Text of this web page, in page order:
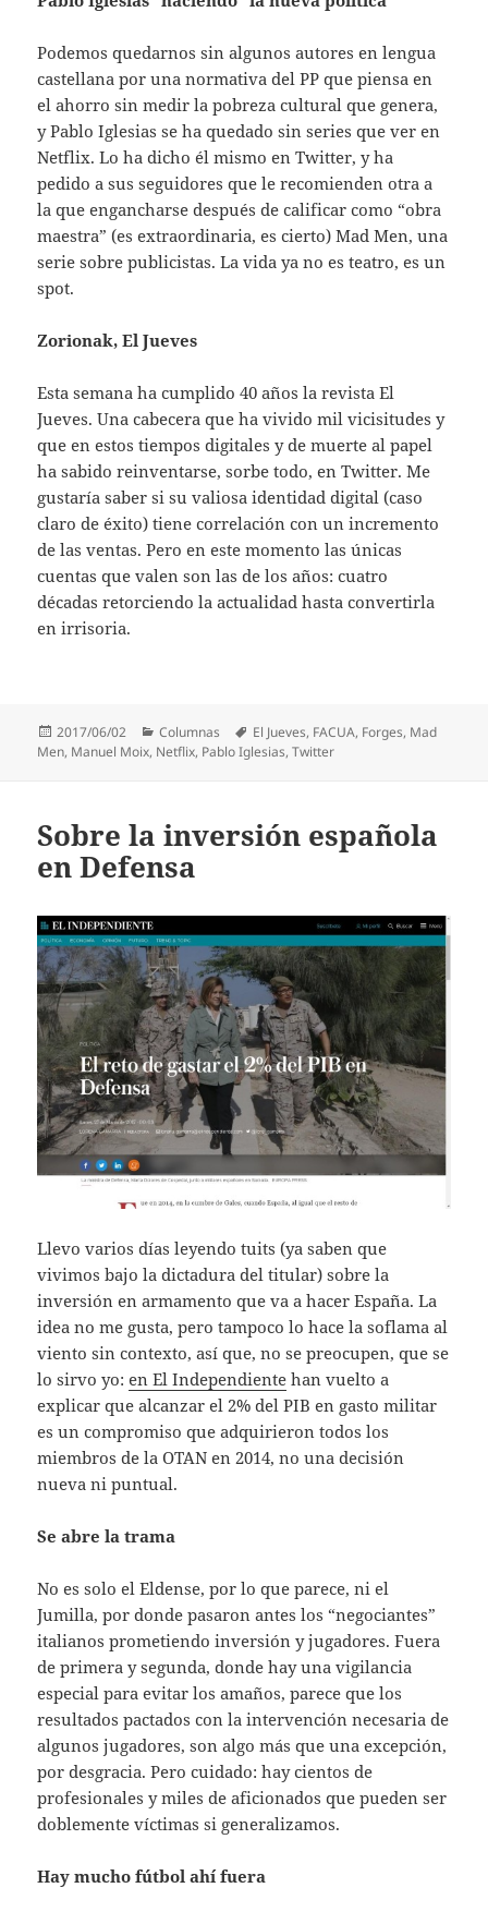
Podemos quedarnos sin algunos autores en lengua
castellana por una normativa del PP que piensa en
el ahorro sin medir la pobreza cultural que genera,
y Pablo Iglesias se ha quedado sin series que ver en
Netflix. Lo ha dicho él mismo en Twitter, y ha
pedido a sus seguidores que le recomienden otra a
la que engancharse después de calificar como “obra
maestra” (es extraordinaria, es cierto) Mad Men, una
serie sobre publicistas. La vida ya no es teatro, es un
spot.
Zorionak, El Jueves
Esta semana ha cumplido 40 años la revista El
Jueves. Una cabecera que ha vivido mil vicisitudes y
que en estos tiempos digitales y de muerte al papel
ha sabido reinventarse, sorbe todo, en Twitter. Me
gustaría saber si su valiosa identidad digital (caso
claro de éxito) tiene correlación con un incremento
de las ventas. Pero en este momento las únicas
cuentas que valen son las de los años: cuatro
décadas retorciendo la actualidad hasta convertirla
en irrisoria.
Publicado
el
2017/06/02 Categorías
Columnas Etiquetas
El Jueves, FACUA, Forges, Mad
Men, Manuel Moix, Netflix, Pablo Iglesias,Twitter
Sobre la inversión española
en Defensa
Llevo varios días leyendo tuits (ya saben que
vivimos bajo la dictadura del titular) sobre la
inversión en armamento que va a hacer España. La
idea no me gusta, pero tampoco lo hace la soflama al
viento sin contexto, así que, no se preocupen, que se
lo sirvo yo:en El Independiente han vuelto a
explicar que alcanzar el 2% del PIB en gasto militar
es un compromiso que adquirieron todos los
miembros de la OTAN en 2014, no una decisión
nueva ni puntual.
Se abre la trama
No es solo el Eldense, por lo que parece, ni el
Jumilla, por donde pasaron antes los “negociantes”
italianos prometiendo inversión y jugadores. Fuera
de primera y segunda, donde hay una vigilancia
especial para evitar los amaños, parece que los
resultados pactados con la intervención necesaria de
algunos jugadores, son algo más que una excepción,
por desgracia. Pero cuidado: hay cientos de
profesionales y miles de aficionados que pueden ser
doblemente víctimas si generalizamos.
Hay mucho fútbol ahí fuera